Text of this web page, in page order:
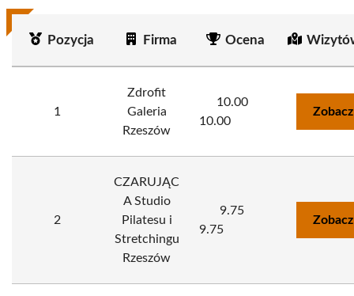
Pozycja Firma Ocena
1
Zdrofit
Galeria
Rzeszów
10.00
10.00
2
CZARUJĄC
A Studio
Pilatesu i
Stretchingu
Rzeszów
9.75
9.75